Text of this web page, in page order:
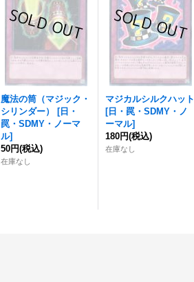
魔法の筒（マジック・
シリンダー）
[日・
罠・SDMY・ノーマ
ル]
50円(税込)
在庫なし
マジカルシルクハット
[日・罠・SDMY・ノ
ーマル]
180円(税込)
在庫なし